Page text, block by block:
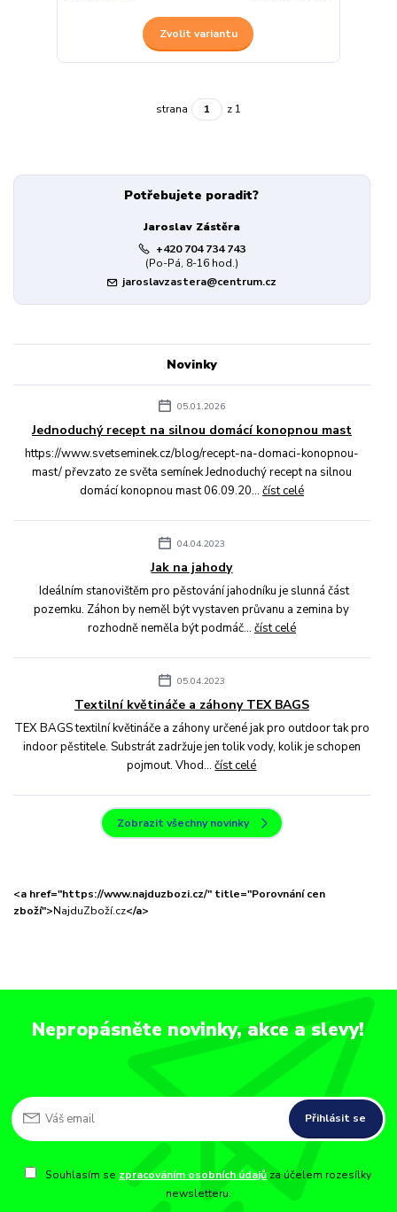
Zvolit variantu
strana z 1
Potřebujete poradit?
Jaroslav Zástěra
+420 704 734 743
(Po-Pá, 8-16 hod.)
jaroslavzastera@centrum.cz
Novinky
05.01.2026
Jednoduchý recept na silnou domácí konopnou mast
https://www.svetseminek.cz/blog/recept-na-domaci-konopnou-
mast/ převzato ze světa semínek Jednoduchý recept na silnou
domácí konopnou mast 06.09.20... číst celé
04.04.2023
Jak na jahody
Ideálním stanovištěm pro pěstování jahodníku je slunná část
pozemku. Záhon by neměl být vystaven průvanu a zemina by
rozhodně neměla být podmáč... číst celé
05.04.2023
Textilní květináče a záhony TEX BAGS
TEX BAGS textilní květináče a záhony určené jak pro outdoor tak pro
indoor pěstitele. Substrát zadržuje jen tolik vody, kolik je schopen
pojmout. Vhod...číst celé
Zobrazit všechny novinky
<a href="https://www.najduzbozi.cz/" title="Porovnání cen
zboží">NajduZboží.cz</a>
Nepropásněte novinky, akce a slevy!
Přihlásit se
Souhlasím se zpracováním osobních údajů za účelem rozesílky
newsletteru.